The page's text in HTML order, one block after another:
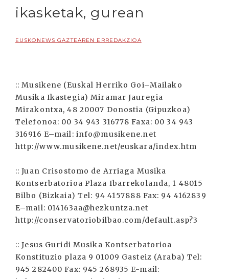
ikasketak, gurean
EUSKONEWS GAZTEAREN ERREDAKZIOA
:: Musikene (Euskal Herriko Goi–Mailako
Musika Ikastegia) Miramar Jauregia
Mirakontxa, 48 20007 Donostia (Gipuzkoa)
Telefonoa: 00 34 943 316778 Faxa: 00 34 943
316916 E–mail: info@musikene.net
http://www.musikene.net/euskara/index.htm
:: Juan Crisostomo de Arriaga Musika
Kontserbatorioa Plaza Ibarrekolanda, 1 48015
Bilbo (Bizkaia) Tel: 94 4157888 Fax: 94 4162839
E–mail: 014163aa@hezkuntza.net
http://conservatoriobilbao.com/default.asp?3
:: Jesus Guridi Musika Kontserbatorioa
Konstituzio plaza 9 01009 Gasteiz (Araba) Tel:
945 282400 Fax: 945 268935 E-mail: